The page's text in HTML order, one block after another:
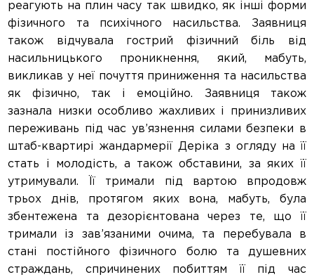
реагують на плин часу так швидко, як інші форми
фізичного та психічного насильства. Заявниця
також відчувала гострий фізичний біль від
насильницького проникнення, який, мабуть,
викликав у неї почуття приниження та насильства
як фізично, так і емоційно. Заявниця також
зазнала низки особливо жахливих і принизливих
переживань під час ув’язнення силами безпеки в
штаб-квартирі жандармерії Деріка з огляду на її
стать і молодість, а також обставини, за яких її
утримували. Її тримали під вартою впродовж
трьох днів, протягом яких вона, мабуть, була
збентежена та дезорієнтована через те, що її
тримали із зав’язаними очима, та перебувала в
стані постійного фізичного болю та душевних
страждань, спричинених побиттям її під час